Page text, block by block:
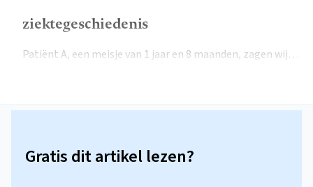
ziektegeschiedenis
Patiënt A, een meisje van 1 jaar en 8 maanden, zagen wij…
Gratis dit artikel lezen?